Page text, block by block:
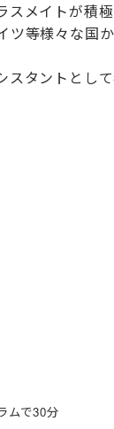
メイトが
等様々な
タントとし
ムで30分